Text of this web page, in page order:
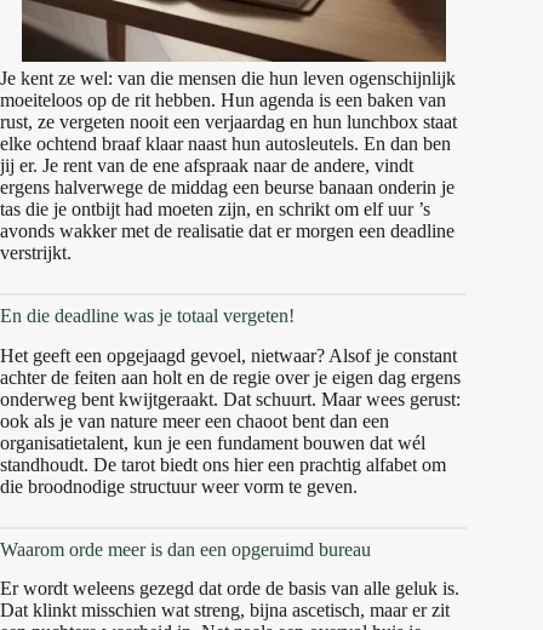
Je kent ze wel: van die mensen die hun leven ogenschijnlijk
moeiteloos op de rit hebben. Hun agenda is een baken van
rust, ze vergeten nooit een verjaardag en hun lunchbox staat
elke ochtend braaf klaar naast hun autosleutels. En dan ben
jij er. Je rent van de ene afspraak naar de andere, vindt
ergens halverwege de middag een beurse banaan onderin je
tas die je ontbijt had moeten zijn, en schrikt om elf uur ’s
avonds wakker met de realisatie dat er morgen een deadline
verstrijkt.
En die deadline was je totaal vergeten!
Het geeft een opgejaagd gevoel, nietwaar? Alsof je constant
achter de feiten aan holt en de regie over je eigen dag ergens
onderweg bent kwijtgeraakt. Dat schuurt. Maar wees gerust:
ook als je van nature meer een chaoot bent dan een
organisatietalent, kun je een fundament bouwen dat wél
standhoudt. De tarot biedt ons hier een prachtig alfabet om
die broodnodige structuur weer vorm te geven.
Waarom orde meer is dan een opgeruimd bureau
Er wordt weleens gezegd dat orde de basis van alle geluk is.
Dat klinkt misschien wat streng, bijna ascetisch, maar er zit